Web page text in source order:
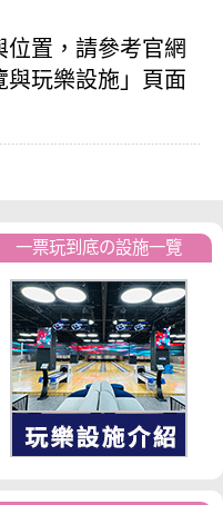
置，請參考官網
玩樂設施」頁面
一票玩到底の設施一覽